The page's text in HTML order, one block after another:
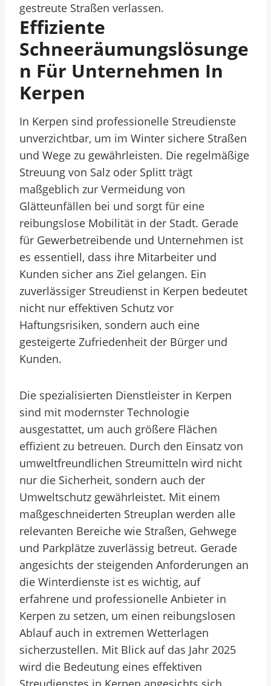
gestreute Straßen verlassen.
Effiziente
Schneeräumungslösunge
N Für Unternehmen In
Kerpen
In Kerpen sind professionelle Streudienste
unverzichtbar, um im Winter sichere Straßen
und Wege zu gewährleisten. Die regelmäßige
Streuung von Salz oder Splitt trägt
maßgeblich zur Vermeidung von
Glätteunfällen bei und sorgt für eine
reibungslose Mobilität in der Stadt. Gerade
für Gewerbetreibende und Unternehmen ist
es essentiell, dass ihre Mitarbeiter und
Kunden sicher ans Ziel gelangen. Ein
zuverlässiger Streudienst in Kerpen bedeutet
nicht nur effektiven Schutz vor
Haftungsrisiken, sondern auch eine
gesteigerte Zufriedenheit der Bürger und
Kunden.
Die spezialisierten Dienstleister in Kerpen
sind mit modernster Technologie
ausgestattet, um auch größere Flächen
effizient zu betreuen. Durch den Einsatz von
umweltfreundlichen Streumitteln wird nicht
nur die Sicherheit, sondern auch der
Umweltschutz gewährleistet. Mit einem
maßgeschneiderten Streuplan werden alle
relevanten Bereiche wie Straßen, Gehwege
und Parkplätze zuverlässig betreut. Gerade
angesichts der steigenden Anforderungen an
die Winterdienste ist es wichtig, auf
erfahrene und professionelle Anbieter in
Kerpen zu setzen, um einen reibungslosen
Ablauf auch in extremen Wetterlagen
sicherzustellen. Mit Blick auf das Jahr 2025
wird die Bedeutung eines effektiven